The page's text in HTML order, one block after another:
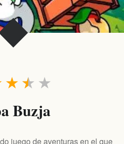
★
★
★
Buzja
juego de aventuras en el que